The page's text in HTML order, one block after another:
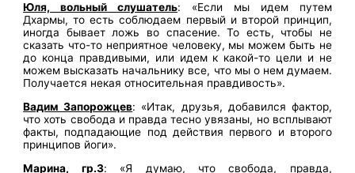
Юля, вольный слушатель: «Если мы идем путем
Дхармы, то есть соблюдаем первый и второй принцип,
иногда бывает ложь во спасение. То есть, чтобы не
сказать что-то неприятное человеку, мы можем быть не
до конца правдивыми, или идем к какой-то цели и не
можем высказать начальнику все, что мы о нем думаем.
Получается некая относительная правдивость».
Вадим Запорожцев: «Итак, друзья, добавился фактор,
что хоть свобода и правда тесно увязаны, но всплывают
факты, подпадающие под действия первого и второго
принципов йоги».
Марина, гр.3: «Я думаю, что свобода, правда,